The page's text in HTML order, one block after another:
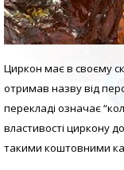
Циркон має в своєму
отримав назву від
перекладі означає
властивості циркону
такими коштовними